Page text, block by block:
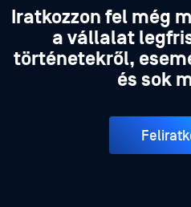
Iratkozzon fel még
a vállalat
történetekről,
és sok